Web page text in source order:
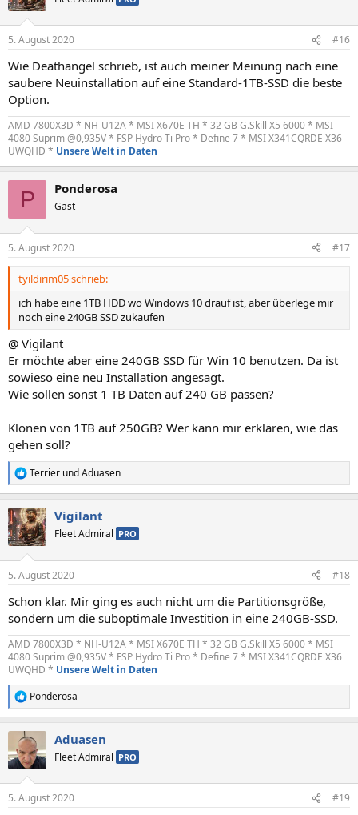
i
e
:
5. August 2020 #16
Wie Deathangel schrieb, ist auch meiner Meinung nach eine
saubere Neuinstallation auf eine Standard-1TB-SSD die beste
Option.
AMD 7800X3D * NH-U12A * MSI X670E TH * 32 GB G.Skill X5 6000 * MSI
4080 Suprim @0,935V * FSP Hydro Ti Pro * Define 7 * MSI X341CQRDE X36
UWQHD * Unsere Welt in Daten
P Ponderosa
Gast
5. August 2020 #17
tyildirim05 schrieb:
ich habe eine 1TB HDD wo Windows 10 drauf ist, aber überlege mir
noch eine 240GB SSD zukaufen
@ Vigilant
Er möchte aber eine 240GB SSD für Win 10 benutzen. Da ist
sowieso eine neu Installation angesagt.
Wie sollen sonst 1 TB Daten auf 240 GB passen?
Klonen von 1TB auf 250GB? Wer kann mir erklären, wie das
gehen soll?
R
e
k
t
i
e
:
Terrier undAduasen
Vigilant
Fleet Admiral PRO
5. August 2020 #18
Schon klar. Mir ging es auch nicht um die Partitionsgröße,
sondern um die suboptimale Investition in eine 240GB-SSD.
AMD 7800X3D * NH-U12A * MSI X670E TH * 32 GB G.Skill X5 6000 * MSI
4080 Suprim @0,935V * FSP Hydro Ti Pro * Define 7 * MSI X341CQRDE X36
UWQHD * Unsere Welt in Daten
R
e
t
i
e
Ponderosa
Aduasen
Fleet Admiral PRO
5. August 2020 #19